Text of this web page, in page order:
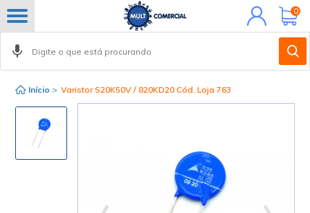
Minha
conta
0
Início > Varistor S20K50V / 820KD20 Cód. Loja 763